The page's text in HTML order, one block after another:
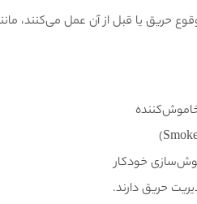
حریق یا قبل از آن عمل می‌کنند،
خودکار
حریق دارند.